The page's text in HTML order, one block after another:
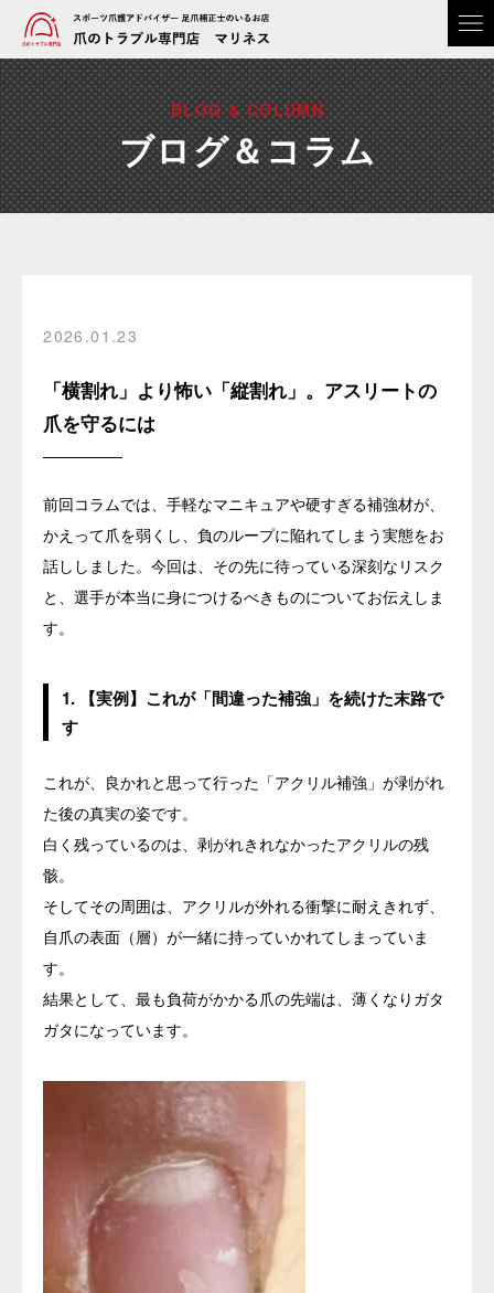
BLOG & COLUMN
ブログ＆コラム
2026.01.23
「横割れ」より怖い「縦割れ」。アスリートの
爪を守るには
前回コラムでは、手軽なマニキュアや硬すぎる補強材が、
かえって爪を弱くし、負のループに陥れてしまう実態をお
話ししました。今回は、その先に待っている深刻なリスク
と、選手が本当に身につけるべきものについてお伝えしま
す。
1. 【実例】これが「間違った補強」を続けた末路で
す
これが、良かれと思って行った「アクリル補強」が剥がれ
た後の真実の姿です。
白く残っているのは、剥がれきれなかったアクリルの残
骸。
そしてその周囲は、アクリルが外れる衝撃に耐えきれず、
自爪の表面（層）が一緒に持っていかれてしまっていま
す。
結果として、最も負荷がかかる爪の先端は、薄くなりガタ
ガタになっています。